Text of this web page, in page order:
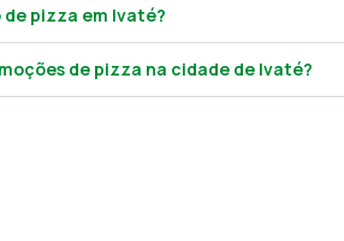
de pizza em Ivaté?
de pizza na cidade de Ivaté?